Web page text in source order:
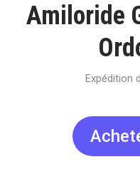
Amiloride
Expédition